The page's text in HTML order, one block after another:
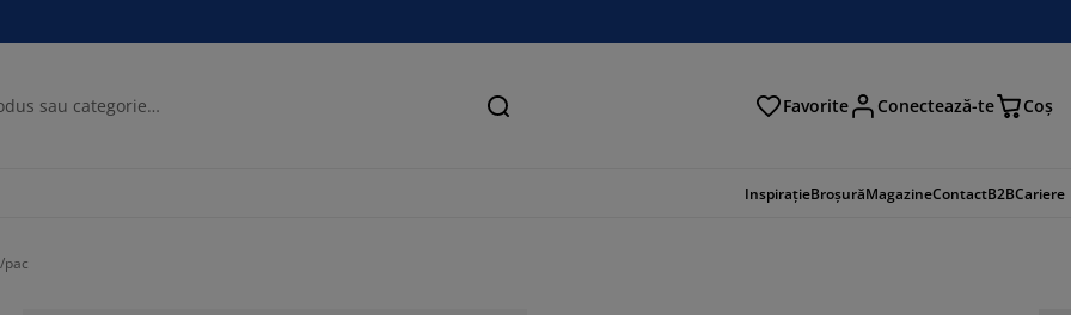
Căutare Favorite Conectează-te Coş
InspirațieBroșurăMagazineContactB2BCariere
pac